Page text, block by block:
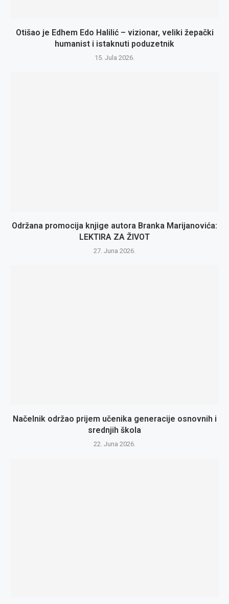
Otišao je Edhem Edo Halilić – vizionar, veliki žepački
humanist i istaknuti poduzetnik
15. Jula 2026.
Održana promocija knjige autora Branka Marijanovića:
LEKTIRA ZA ŽIVOT
27. Juna 2026.
Načelnik održao prijem učenika generacije osnovnih i
srednjih škola
22. Juna 2026.